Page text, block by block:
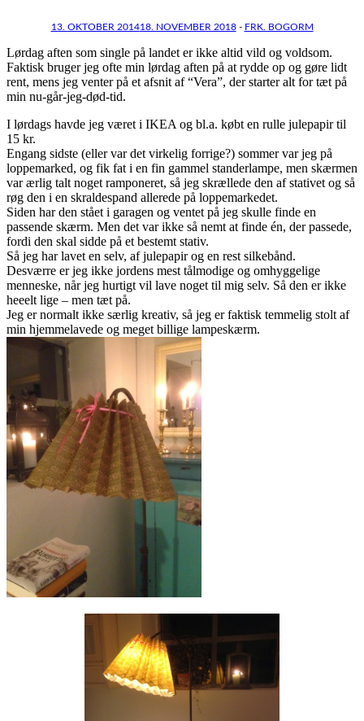
13. OKTOBER 201418. NOVEMBER 2018- FRK. BOGORM
Lørdag aften som single på landet er ikke altid vild og voldsom.
Faktisk bruger jeg ofte min lørdag aften på at rydde op og gøre lidt
rent, mens jeg venter på et afsnit af “Vera”, der starter alt for tæt på
min nu-går-jeg-død-tid.
I lørdags havde jeg været i IKEA og bl.a. købt en rulle julepapir til
15 kr.
Engang sidste (eller var det virkelig forrige?) sommer var jeg på
loppemarked, og fik fat i en fin gammel standerlampe, men skærmen
var ærlig talt noget ramponeret, så jeg skrællede den af stativet og så
røg den i en skraldespand allerede på loppemarkedet.
Siden har den stået i garagen og ventet på jeg skulle finde en
passende skærm. Men det var ikke så nemt at finde én, der passede,
fordi den skal sidde på et bestemt stativ.
Så jeg har lavet en selv, af julepapir og en rest silkebånd.
Desværre er jeg ikke jordens mest tålmodige og omhyggelige
menneske, når jeg hurtigt vil lave noget til mig selv. Så den er ikke
heeelt lige – men tæt på.
Jeg er normalt ikke særlig kreativ, så jeg er faktisk temmelig stolt af
min hjemmelavede og meget billige lampeskærm.